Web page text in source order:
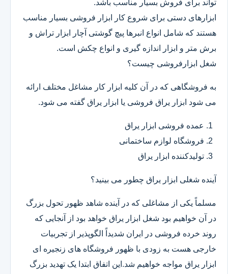
تواند برای فروش بسیار مناسب باشد.
ابزارهای دستی برای شروع کار ابزار فروشی بسیار مناسب
هستند که شامل انواع انبرها پیچ گوشتی آچار ابزار تراش و
برش متر و ابزار اندازه گیری و انواع چکش است.
شغل ابزارفروشی چیست؟
به فروشگاهی که در آن کلیه ابزار کار مشاغل مختلف ارائه
می شود ابزار یراق فروشی یا ابزار یراق گفته می شود.
عمده فروشی ابزار یراق
فروشگاه لوازم ساختمانی
تولیدکننده ابزار یراق
آینده شغلی ابزار یراق چطور می بینید؟
مسلماً یکی از مشاغلی که در آینده شاهد ظهور تحول بزرگ
در آن خواهیم بود شغل ابزار یراق خواهد بود از آنجایی که
روند خرده فروشی در ایران شدیداً الگوپذیر از تجربیات
خارجی هست به زودی با ظهور فروشگاه های زنجیره ای
ابزار یراق مواجه خواهیم شد.این اتفاق ابتدا یک تهدید بزرگ